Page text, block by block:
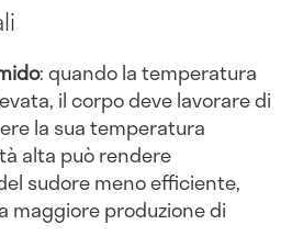
: quando la temperatura
il corpo deve lavorare di
la sua temperatura
alta può rendere
sudore meno efficiente,
maggiore produzione di